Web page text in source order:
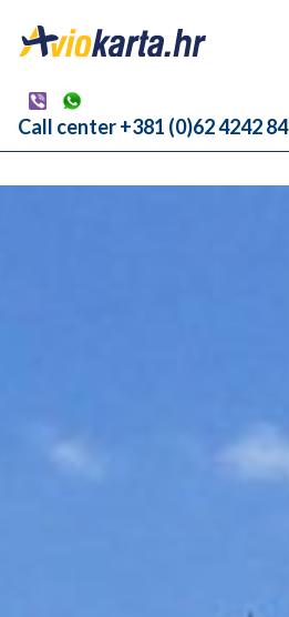
Call center +381 (0)62 4242 84